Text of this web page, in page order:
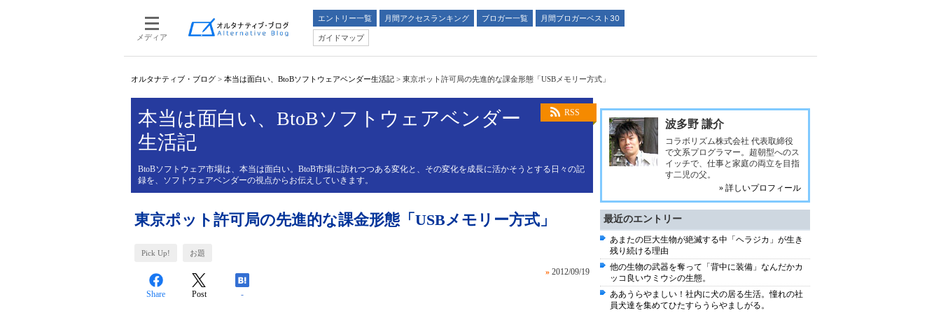
メディア
エントリー一覧 月間アクセスランキング ブロガー一覧
月間ブロガーベスト30
ガイドマップ
オルタナティブ・ブログ > 本当は面白い、BtoBソフトウェアベンダー生活記 > 東京ポット許可局の先進的な課金形態「USBメモリー方式」
RSS
本当は面白い、BtoBソフトウェアベンダー
生活記
BtoBソフトウェア市場は、本当は面白い。BtoB市場に訪れつつある変化と、その変化を成長に活かそうとする日々の記
録を、ソフトウェアベンダーの視点からお伝えしていきます。
東京ポット許可局の先進的な課金形態「USBメモリー方式」
Pick Up! お題
» 2012/09/19
Share Post -
波多野 謙介
コラボリズム株式会社 代表取締役
で文系プログラマー。超朝型へのス
イッチで、仕事と家庭の両立を目指
す二児の父。
» 詳しいプロフィール
最近のエントリー
あまたの巨大生物が絶滅する中「ヘラジカ」が生き
残り続ける理由
他の生物の武器を奪って「背中に装備」なんだかカ
ッコ良いウミウシの生態。
ああうらやましい！社内に犬の居る生活。憧れの社
員犬達を集めてひたすらうらやましがる。